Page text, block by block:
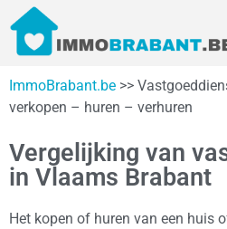
ImmoBrabant.be >>
verkopen – huren – verhuren
Vergelijking van
in Vlaams Brabant
Het kopen of huren van een huis